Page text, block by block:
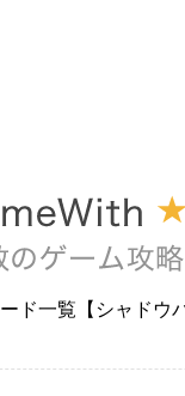
ド一覧【シャドウ